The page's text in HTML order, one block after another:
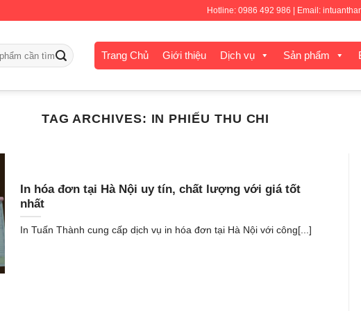
Hotline: 0986 492 986 | Email:
Trang Chủ Giới thiệu Dịch vụ Sản phẩm
TAG ARCHIVES: IN PHIẾU THU CHI
In hóa đơn tại Hà Nội uy tín, chất lượng với giá tốt
nhất
In Tuấn Thành cung cấp dịch vụ in hóa đơn tại Hà Nội với công[...]